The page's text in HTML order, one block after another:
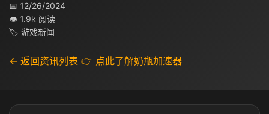
📅 12/26/2024
👁 1.9k 阅读
🏷 游戏新闻
← 返回资讯列表 👉 点此了解奶瓶加速器